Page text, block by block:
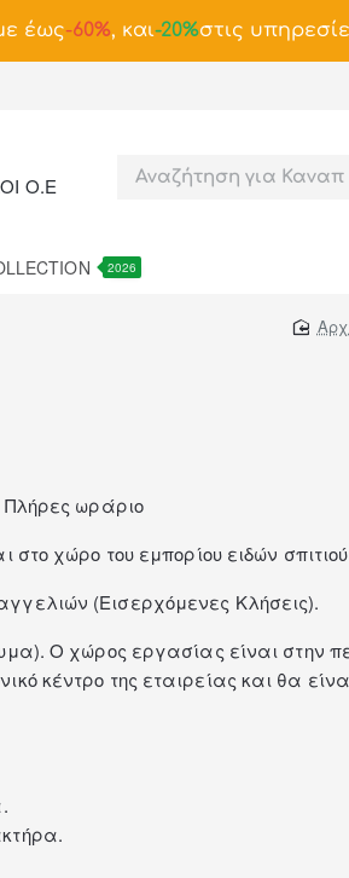
έως-60%, και-20%στις
2026
Πλήρες ωράριο
στο χώρο του εμπορίου ειδών
(Εισερχόμενες Κλήσεις).
Ο χώρος εργασίας είναι στην
κέντρο της εταιρείας και θα